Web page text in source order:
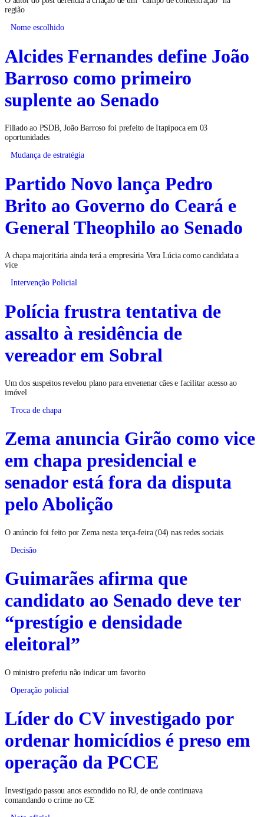
região
Nome escolhido
Alcides Fernandes define João
Barroso como primeiro
suplente ao Senado
Filiado ao PSDB, João Barroso foi prefeito de Itapipoca em 03
oportunidades
Mudança de estratégia
Partido Novo lança Pedro
Brito ao Governo do Ceará e
General Theophilo ao Senado
A chapa majoritária ainda terá a empresária Vera Lúcia como candidata a
vice
Intervenção Policial
Polícia frustra tentativa de
assalto à residência de
vereador em Sobral
Um dos suspeitos revelou plano para envenenar cães e facilitar acesso ao
imóvel
Troca de chapa
Zema anuncia Girão como vice
em chapa presidencial e
senador está fora da disputa
pelo Abolição
O anúncio foi feito por Zema nesta terça-feira (04) nas redes sociais
Decisão
Guimarães afirma que
candidato ao Senado deve ter
“prestígio e densidade
eleitoral”
O ministro preferiu não indicar um favorito
Operação policial
Líder do CV investigado por
ordenar homicídios é preso em
operação da PCCE
Investigado passou anos escondido no RJ, de onde continuava
comandando o crime no CE